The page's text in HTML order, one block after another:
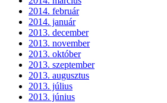
2014. február
2014. január
2013. december
2013. november
2013. október
2013. szeptember
2013. augusztus
2013. július
2013. június